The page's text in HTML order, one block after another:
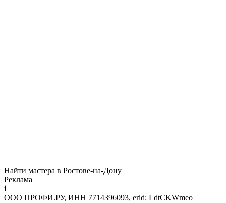
Найти мастера в Ростове-на-Дону
Реклама
i
ООО ПРОФИ.РУ, ИНН 7714396093, erid: LdtCKWmeo